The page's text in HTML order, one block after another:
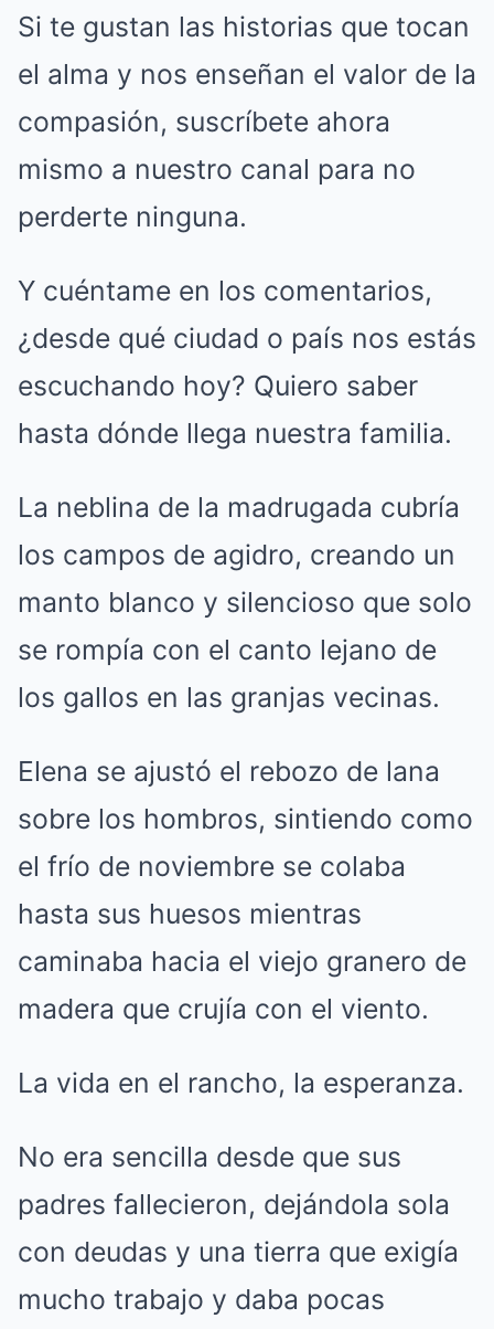
Si te gustan las historias que tocan
el alma y nos enseñan el valor de la
compasión, suscríbete ahora
mismo a nuestro canal para no
perderte ninguna.
Y cuéntame en los comentarios,
¿desde qué ciudad o país nos estás
escuchando hoy? Quiero saber
hasta dónde llega nuestra familia.
La neblina de la madrugada cubría
los campos de agidro, creando un
manto blanco y silencioso que solo
se rompía con el canto lejano de
los gallos en las granjas vecinas.
Elena se ajustó el rebozo de lana
sobre los hombros, sintiendo como
el frío de noviembre se colaba
hasta sus huesos mientras
caminaba hacia el viejo granero de
madera que crujía con el viento.
La vida en el rancho, la esperanza.
No era sencilla desde que sus
padres fallecieron, dejándola sola
con deudas y una tierra que exigía
mucho trabajo y daba pocas